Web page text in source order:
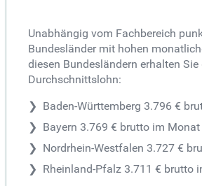
Unabhängig vom Fachbereich
Bundesländer mit hohen
diesen Bundesländern erhalten
Durchschnittslohn:
Baden-Württemberg 3.796 €
Bayern 3.769 € brutto im Monat
Nordrhein-Westfalen 3.727 €
Rheinland-Pfalz 3.711 € brutto